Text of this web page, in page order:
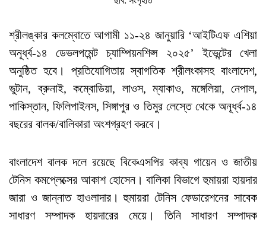
শ্রীলঙ্কার কলম্বোতে আগামী ১১-২৪ জানুয়ারি ‘আইটিএফ এশিয়া
অনূর্ধ্ব-১৪ ডেভলপমেন্ট চ্যাম্পিয়নশিপ্স ২০২৫’ ইভেন্টের খেলা
অনুষ্ঠিত হবে। প্রতিযোগিতায় স্বাগতিক শ্রীলংকাসহ বাংলাদেশ,
ভুটান, ব্রুনাই, কম্বোডিয়া, লাওস, ম্যাকাও, মঙ্গেলিয়া, নেপাল,
পাকিস্তান, ফিলিপাইনস, সিঙ্গাপুর ও তিমুর লেস্তে থেকে অনূর্ধ্ব-১৪
বছরের বালক/বালিকারা অংশগ্রহণ করবে।
বাংলাদেশ বালক দলে রয়েছে বিকেএসপির কাব্য গায়েন ও জাতীয়
টেনিস কমপ্লেক্সের আকাশ হোসেন। বালিকা বিভাগে হুমায়রা হায়দার
জারা ও জান্নাত হাওলাদার। হুমায়রা টেনিস ফেডারেশনের সাবেক
সাধারণ সম্পাদক হায়দারের মেয়ে। তিনি সাধারণ সম্পাদক